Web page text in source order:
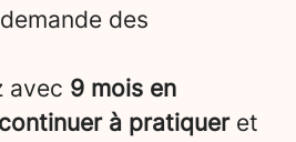
des
avec 9 mois en
à pratiqueret